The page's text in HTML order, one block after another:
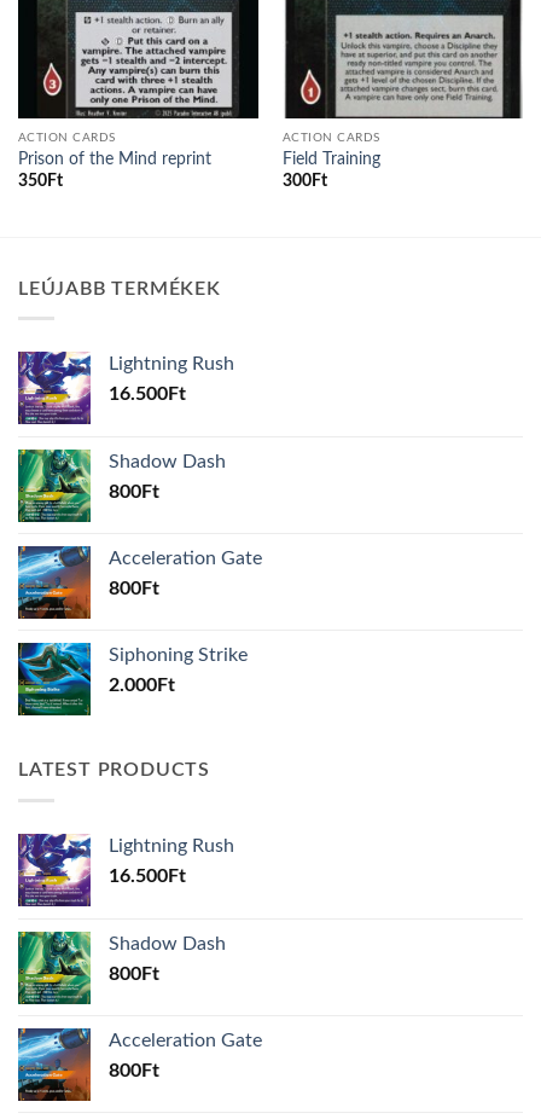
ACTION CARDS
Prison of the Mind reprint
350Ft
ACTION CARDS
Field Training
300Ft
LEÚJABB TERMÉKEK
Lightning Rush
16.500Ft
Shadow Dash
800Ft
Acceleration Gate
800Ft
Siphoning Strike
2.000Ft
LATEST PRODUCTS
Lightning Rush
16.500Ft
Shadow Dash
800Ft
Acceleration Gate
800Ft